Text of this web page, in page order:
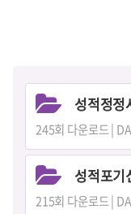
성적정
245회 다운로드 |
성적포
215회 다운로드 |